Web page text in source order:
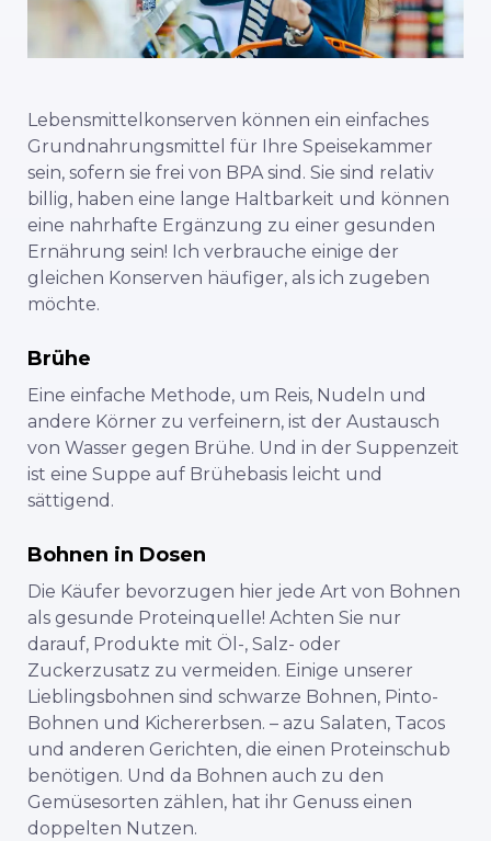
Lebensmittelkonserven können ein einfaches
Grundnahrungsmittel für Ihre Speisekammer
sein, sofern sie frei von BPA sind. Sie sind relativ
billig, haben eine lange Haltbarkeit und können
eine nahrhafte Ergänzung zu einer gesunden
Ernährung sein! Ich verbrauche einige der
gleichen Konserven häufiger, als ich zugeben
möchte.
Brühe
Eine einfache Methode, um Reis, Nudeln und
andere Körner zu verfeinern, ist der Austausch
von Wasser gegen Brühe. Und in der Suppenzeit
ist eine Suppe auf Brühebasis leicht und
sättigend.
Bohnen in Dosen
Die Käufer bevorzugen hier jede Art von Bohnen
als gesunde Proteinquelle! Achten Sie nur
darauf, Produkte mit Öl-, Salz- oder
Zuckerzusatz zu vermeiden. Einige unserer
Lieblingsbohnen sind schwarze Bohnen, Pinto-
Bohnen und Kichererbsen. – azu Salaten, Tacos
und anderen Gerichten, die einen Proteinschub
benötigen. Und da Bohnen auch zu den
Gemüsesorten zählen, hat ihr Genuss einen
doppelten Nutzen.